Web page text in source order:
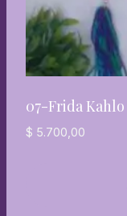
07-Frida Kahlo
$ 5.700,00